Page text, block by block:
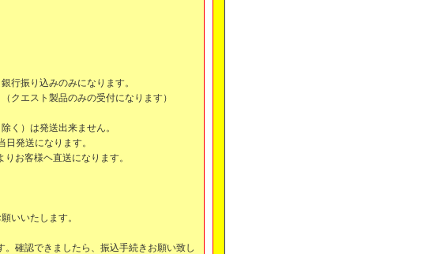
振り込みのみになります。
エスト製品のみの受付になります）
）は発送出来ません。
発送になります。
お客様ヘ直送になります。
いいたします。
確認できましたら、振込手続きお願い致し